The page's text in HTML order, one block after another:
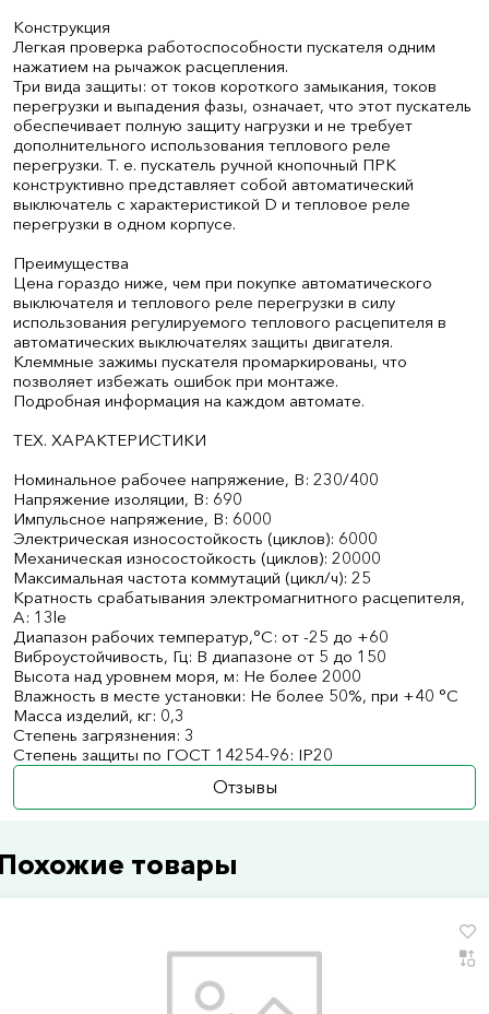
Конструкция
Легкая проверка работоспособности пускателя одним
нажатием на рычажок расцепления.
Три вида защиты: от токов короткого замыкания, токов
перегрузки и выпадения фазы, означает, что этот пускатель
обеспечивает полную защиту нагрузки и не требует
дополнительного использования теплового реле
перегрузки. Т. е. пускатель ручной кнопочный ПРК
конструктивно представляет собой автоматический
выключатель с характеристикой D и тепловое реле
перегрузки в одном корпусе.
Преимущества
Цена гораздо ниже, чем при покупке автоматического
выключателя и теплового реле перегрузки в силу
использования регулируемого теплового расцепителя в
автоматических выключателях защиты двигателя.
Клеммные зажимы пускателя промаркированы, что
позволяет избежать ошибок при монтаже.
Подробная информация на каждом автомате.
ТЕХ. ХАРАКТЕРИСТИКИ
Номинальное рабочее напряжение, В: 230/400
Напряжение изоляции, В: 690
Импульсное напряжение, В: 6000
Электрическая износостойкость (циклов): 6000
Механическая износостойкость (циклов): 20000
Максимальная частота коммутаций (цикл/ч): 25
Кратность срабатывания электромагнитного расцепителя,
А: 13le
Диапазон рабочих температур,°С: от -25 до +60
Виброустойчивость, Гц: В диапазоне от 5 до 150
Высота над уровнем моря, м: Не более 2000
Влажность в месте установки: Не более 50%, при +40 °С
Масса изделий, кг: 0,3
Степень загрязнения: 3
Степень защиты по ГОСТ 14254-96: IP20
Отзывы
товары